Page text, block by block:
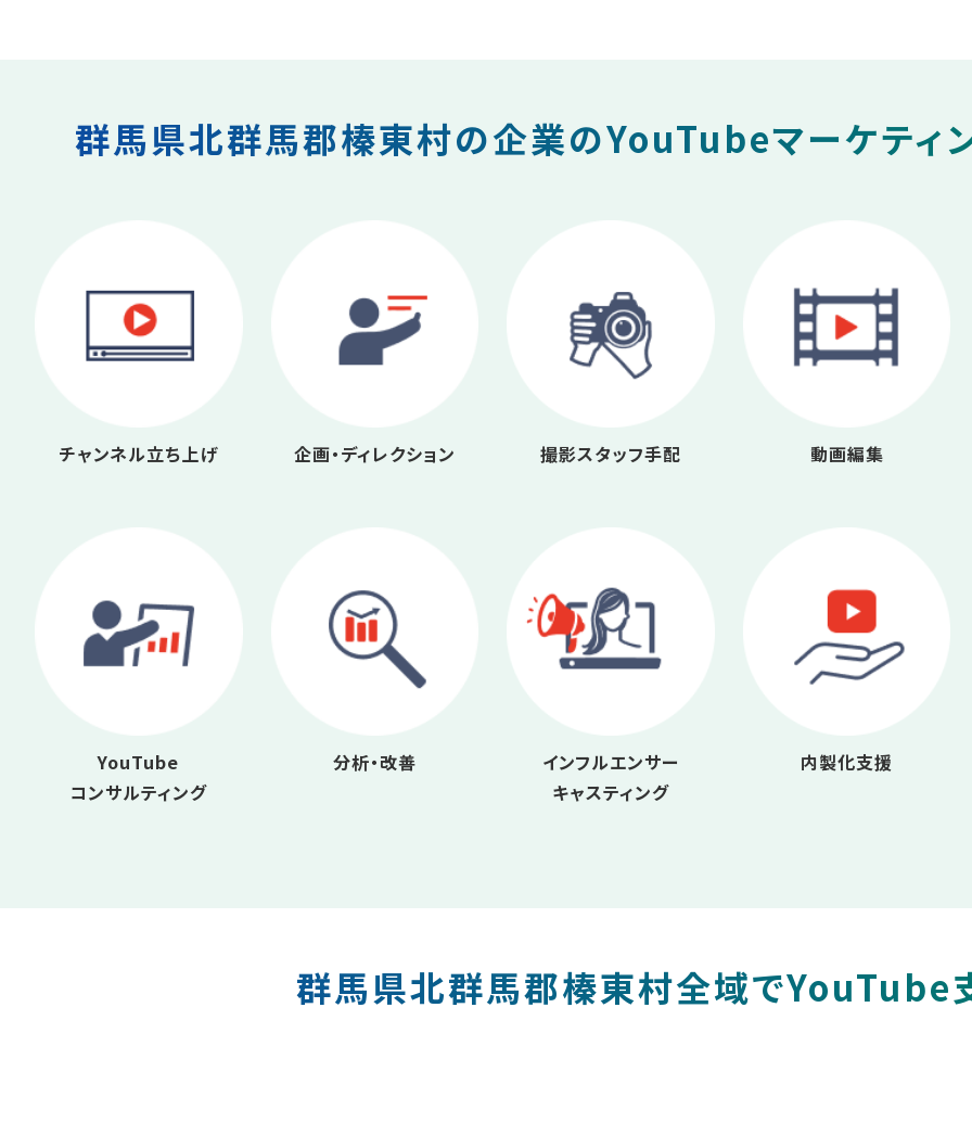
群馬県北群馬郡榛東村の企業のYouTubeマーケティ
チャンネル立ち上げ 企画・ディレクション 撮影スタッフ手配 動画編集
YouTube
コンサルティング
分析・改善
インフルエンサー
キャスティング
内製化支援
群馬県北群馬郡榛東村全域でYouTube